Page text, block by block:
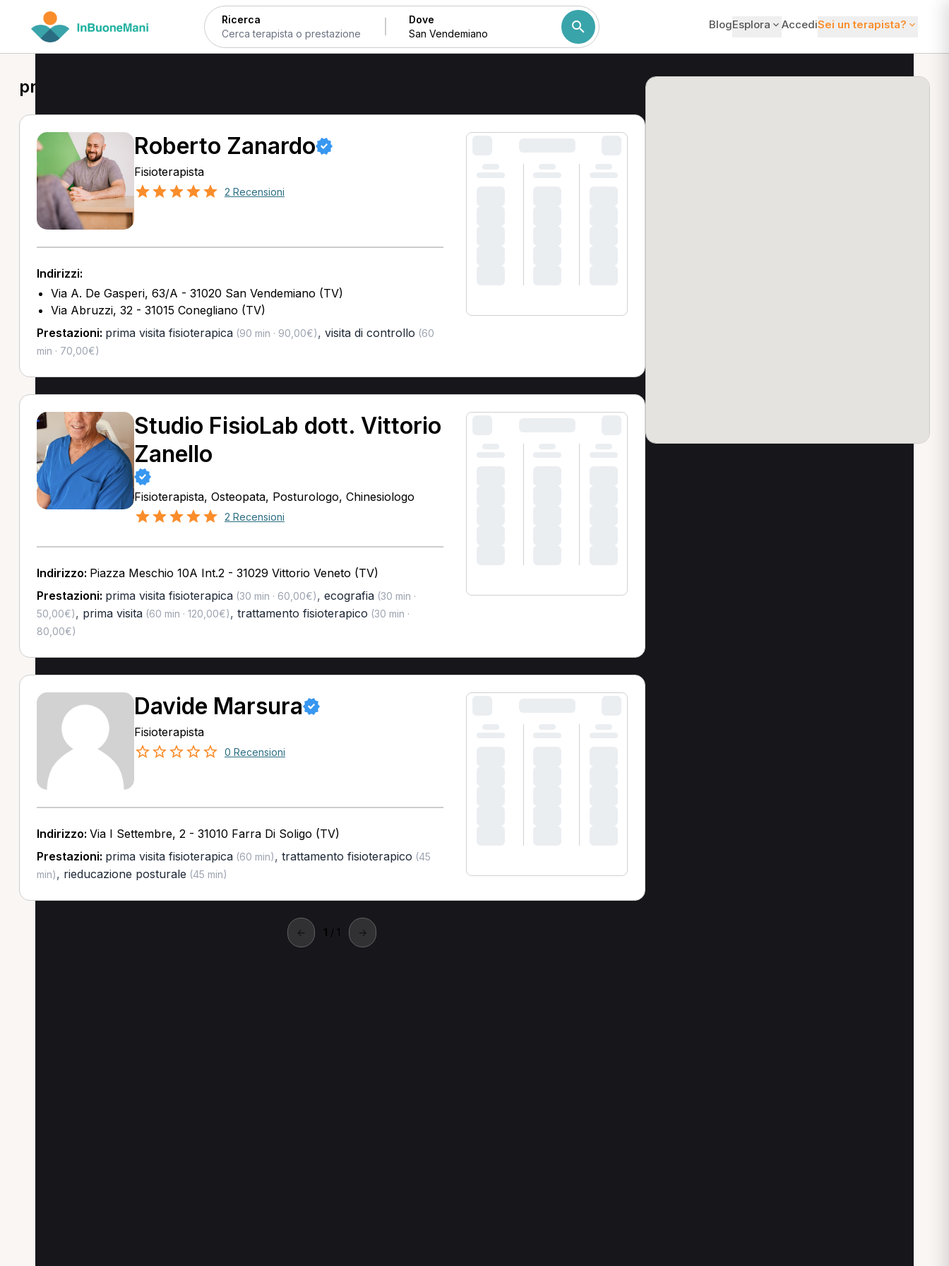
Ricerca Dove BlogEsplora AccediSei un terapista?
prima visita fisioterapica a San Vendemiano
Roberto Zanardo
Fisioterapista
2 Recensioni
Indirizzi:
Via A. De Gasperi, 63/A - 31020 San Vendemiano (TV)
Via Abruzzi, 32 - 31015 Conegliano (TV)
Prestazioni: prima visita fisioterapica(90 min · 90,00€), visita di controllo (60
min · 70,00€)
Studio FisioLab dott. Vittorio
Zanello
Fisioterapista, Osteopata, Posturologo, Chinesiologo
2 Recensioni
Indirizzo: Piazza Meschio 10A Int.2 - 31029 Vittorio Veneto (TV)
Prestazioni: prima visita fisioterapica(30 min · 60,00€), ecografia(30 min ·
50,00€), prima visita(60 min · 120,00€), trattamento fisioterapico (30 min ·
80,00€)
Davide Marsura
Fisioterapista
0 Recensioni
Indirizzo: Via I Settembre, 2 - 31010 Farra Di Soligo (TV)
Prestazioni: prima visita fisioterapica(60 min), trattamento fisioterapico (45
min), rieducazione posturale (45 min)
← 1 / 1 →